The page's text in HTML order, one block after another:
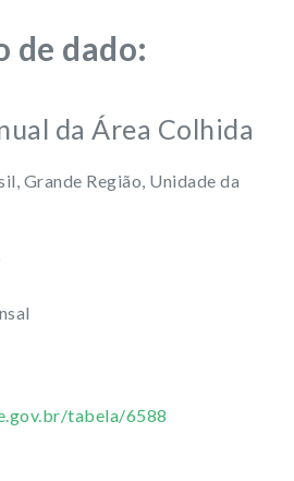
de dado:
da Área Colhida
Grande Região, Unidade da
tabela/6588